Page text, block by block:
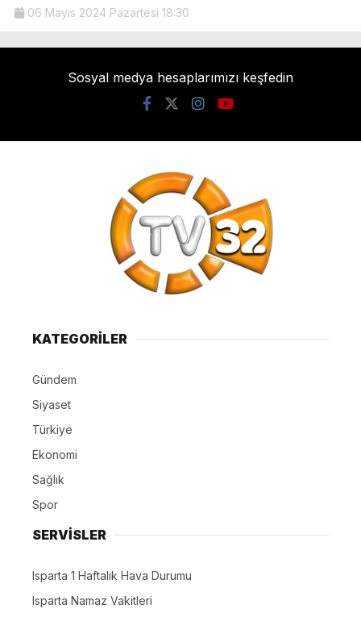
06 Mayıs 2024 Pazartesi 18:30
Sosyal medya hesaplarımızı keşfedin
KATEGORİLER
Gündem
Siyaset
Türkiye
Ekonomi
Sağlık
Spor
SERVİSLER
Isparta 1 Haftalık Hava Durumu
Isparta Namaz Vakitleri